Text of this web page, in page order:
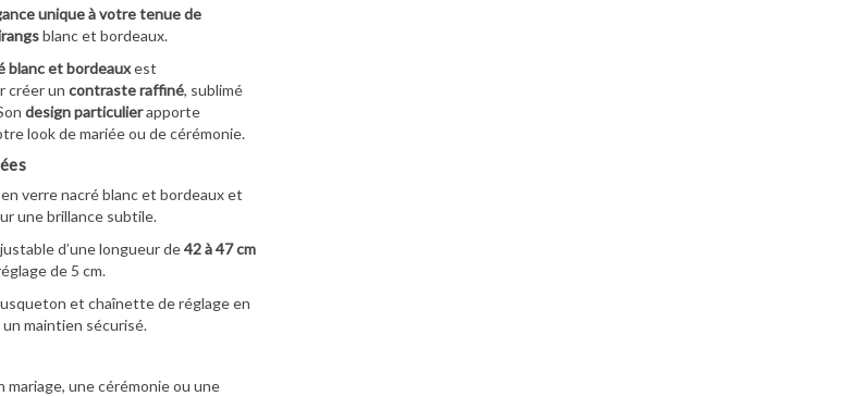
unique à votre tenue de
blanc et bordeaux.
blanc et bordeauxest
créer un contraste raffiné, sublimé
design particulierapporte
look de mariée ou de cérémonie.
verre nacré blanc et bordeaux et
une brillance subtile.
d’une longueur de42 à 47 cm
de 5 cm.
et chaînette de réglage en
maintien sécurisé.
une cérémonie ou une